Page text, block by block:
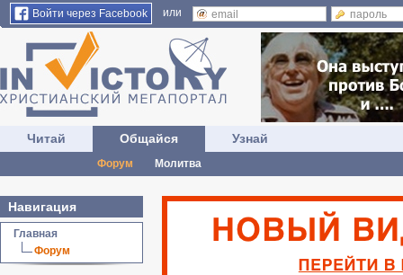
Войти через Facebook или
Читай Общайся
Форум Молитва
Узнай
Навигация
Главная
Форум